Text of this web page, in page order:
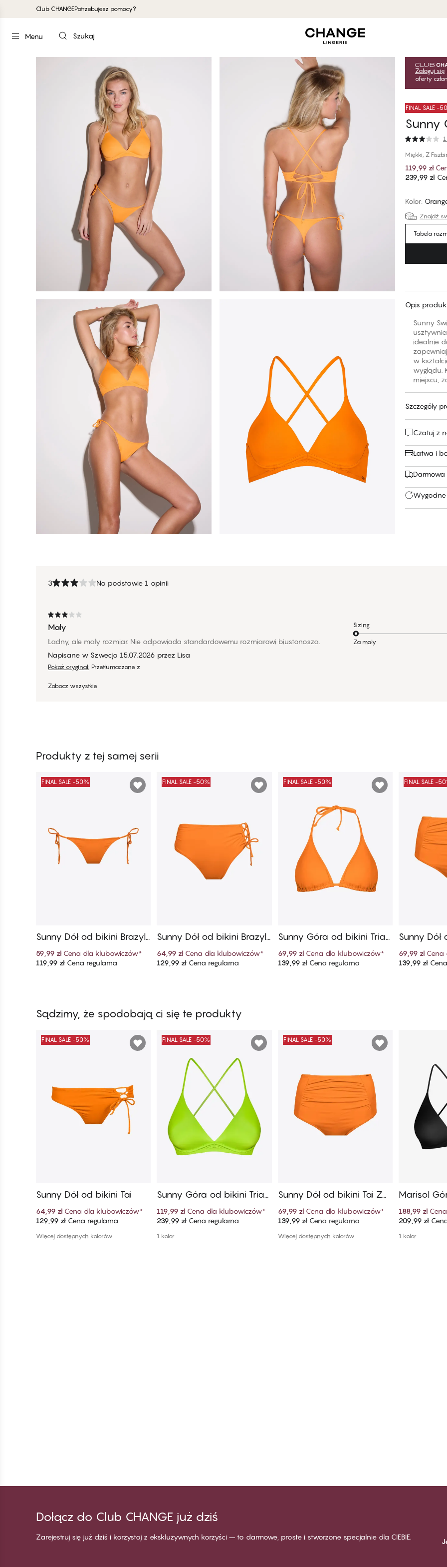
Club CHANGEPotrzebujesz pomocy?
Menu Szukaj
Zaloguj się
oferty
FINAL SALE -
Sunny
Miękki, Z
119,99 zł
239,99 zł
Kolor:
Znajdź
Tabela
Opis
Sunny
idealnie
w
wyglądu.
miejscu,
Szczegóły
Czatuj z
Łatwa i
3 Na podstawie 1 opinii
Mały
Ładny, ale mały rozmiar. Nie odpowiada standardowemu rozmiarowi biustonosza.
Napisane w Szwecja 15.07.2026 przez Lisa
Pokaż oryginał. Przetłumaczone z
Zobacz wszystkie
Sizing
Za mały
Produkty z tej samej serii
Dodaj do koszyka
FINAL SALE -50%
Sunny Dół od bikini Brazyli
59,99 zł Cena dla klubowiczów*
119,99 zł Cena regularna Dodaj do koszyka
FINAL SALE -50%
Sunny Dół od bikini Brazyli
64,99 zł Cena dla klubowiczów*
129,99 zł Cena regularna Dodaj do koszyka
FINAL SALE -50%
Sunny Góra od bikini Trian
69,99 zł Cena dla klubowiczów*
139,99 złCena regularna
FINAL SALE -
Sunny Dół
69,99 zł Cena
139,99 zł
Sądzimy, że spodobają ci się te produkty
Dodaj do koszyka
FINAL SALE -50%
Sunny Dół od bikini Tai
64,99 zł Cena dla klubowiczów*
129,99 zł Cena regularna
Więcej dostępnych kolorów
Dodaj do koszyka
FINAL SALE -50%
Sunny Góra od bikini Trian
119,99 zł Cena dla klubowiczów*
239,99 zł Cena regularna
1 kolor
Dodaj do koszyka
FINAL SALE -50%
Sunny Dół od bikini Tai Z
69,99 zł Cena dla klubowiczów*
139,99 złCena regularna
Więcej dostępnych kolorów
Marisol
188,99 zł
209,99 zł
1 kolor
Dołącz do Club CHANGE już dziś
Zarejestruj się już dziś i korzystaj z ekskluzywnych korzyści – to darmowe, proste i stworzone specjalnie dla CIEBIE.